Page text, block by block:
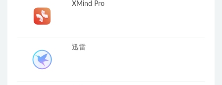
XMind Pro
迅雷